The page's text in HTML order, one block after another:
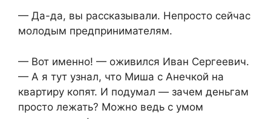
— Да-да, вы рассказывали. Непросто сейчас
молодым предпринимателям.
— Вот именно! — оживился Иван Сергеевич.
— А я тут узнал, что Миша с Анечкой на
квартиру копят. И подумал — зачем деньгам
просто лежать? Можно ведь с умом